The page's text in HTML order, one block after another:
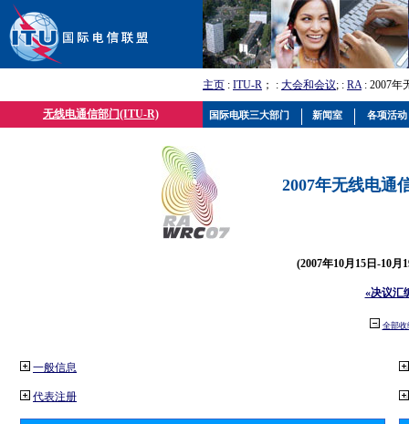
主页 : ITU-R ； : 大会和会议; : RA: 2007年
无线电通信部门(ITU-R)
2007年无线电通
(2007年10月15日-10月
«决议汇
全部收
一般信息
代表注册
国际电联三大部门 新闻室 各项活动